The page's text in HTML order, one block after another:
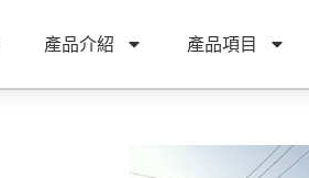
產品介紹 產品項目